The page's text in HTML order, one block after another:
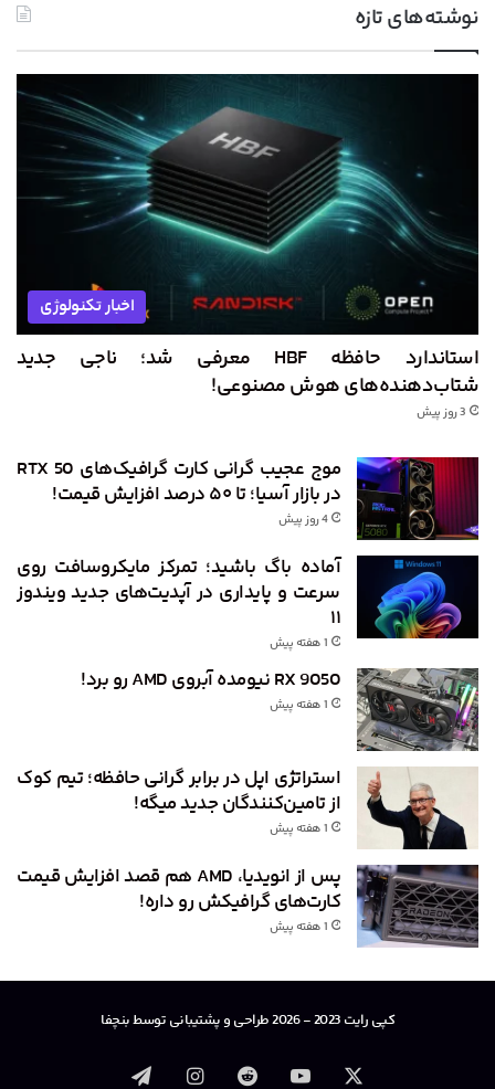
نوشته‌های تازه
اخبار تکنولوژی
استاندارد حافظه HBF معرفی شد؛ ناجی جدید
شتاب‌دهنده‌های هوش مصنوعی!
3 روز پیش
موج عجیب گرانی کارت گرافیک‌های RTX 50
در بازار آسیا؛ تا ۵۰ درصد افزایش قیمت!
4 روز پیش
آماده باگ باشید؛ تمرکز مایکروسافت روی
سرعت و پایداری در آپدیت‌های جدید ویندوز
۱۱
1 هفته پیش
RX 9050 نیومده آبروی AMD رو برد!
1 هفته پیش
استراتژی اپل در برابر گرانی حافظه؛ تیم کوک
از تامین‌کنندگان جدید میگه!
1 هفته پیش
پس از انویدیا، AMD هم قصد افزایش قیمت
کارت‌های گرافیکش رو داره!
1 هفته پیش
کپی رایت 2023 - 2026 طراحی و پشتیبانی توسط بنچفا
X یوتیوب‫رددیتاینستاگرامتلگرام